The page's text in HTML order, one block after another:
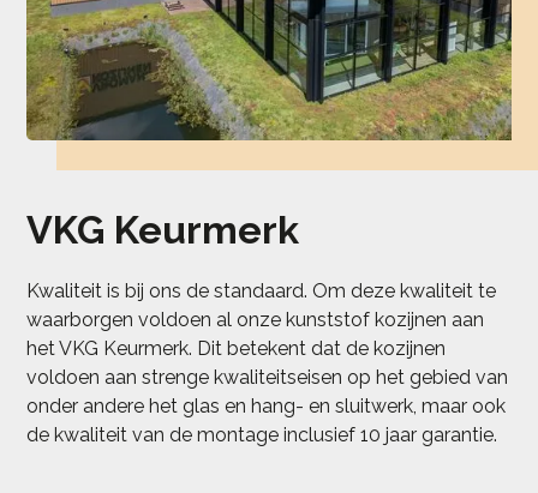
VKG Keurmerk
Kwaliteit is bij ons de standaard. Om deze kwaliteit te
waarborgen voldoen al onze kunststof kozijnen aan
het VKG Keurmerk. Dit betekent dat de kozijnen
voldoen aan strenge kwaliteitseisen op het gebied van
onder andere het glas en hang- en sluitwerk, maar ook
de kwaliteit van de montage inclusief 10 jaar garantie.